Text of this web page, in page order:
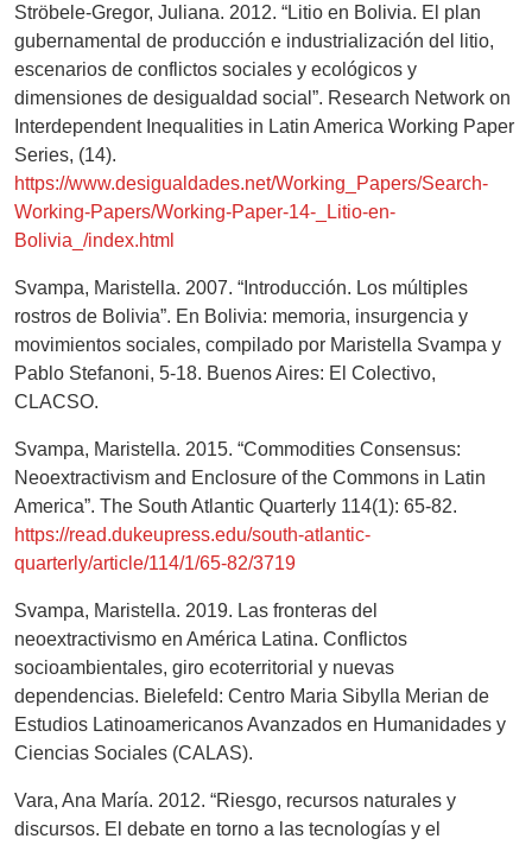
Ströbele-Gregor, Juliana. 2012. “Litio en Bolivia. El plan
gubernamental de producción e industrialización del litio,
escenarios de conflictos sociales y ecológicos y
dimensiones de desigualdad social”. Research Network on
Interdependent Inequalities in Latin America Working Paper
Series, (14).
https://www.desigualdades.net/Working_Papers/Search-
Working-Papers/Working-Paper-14-_Litio-en-
Bolivia_/index.html
Svampa, Maristella. 2007. “Introducción. Los múltiples
rostros de Bolivia”. En Bolivia: memoria, insurgencia y
movimientos sociales, compilado por Maristella Svampa y
Pablo Stefanoni, 5-18. Buenos Aires: El Colectivo,
CLACSO.
Svampa, Maristella. 2015. “Commodities Consensus:
Neoextractivism and Enclosure of the Commons in Latin
America”. The South Atlantic Quarterly 114(1): 65-82.
https://read.dukeupress.edu/south-atlantic-
quarterly/article/114/1/65-82/3719
Svampa, Maristella. 2019. Las fronteras del
neoextractivismo en América Latina. Conflictos
socioambientales, giro ecoterritorial y nuevas
dependencias. Bielefeld: Centro Maria Sibylla Merian de
Estudios Latinoamericanos Avanzados en Humanidades y
Ciencias Sociales (CALAS).
Vara, Ana María. 2012. “Riesgo, recursos naturales y
discursos. El debate en torno a las tecnologías y el